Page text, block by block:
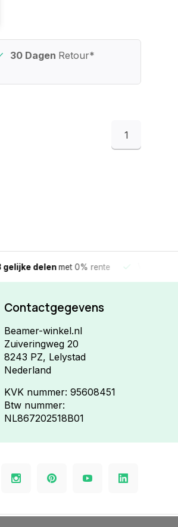
30 Dagen Retour*
1
delenmet 0% rente Vandaag
Contactgegevens
Beamer-winkel.nl
Zuiveringweg 20
8243 PZ, Lelystad
Nederland
KVK nummer: 95608451
Btw nummer:
NL867202518B01